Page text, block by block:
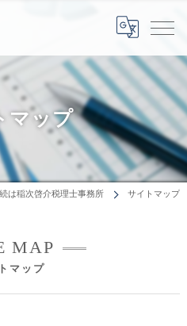
マップ
は稲次啓介税理士事務所 サイトマップ
マップ
MAP